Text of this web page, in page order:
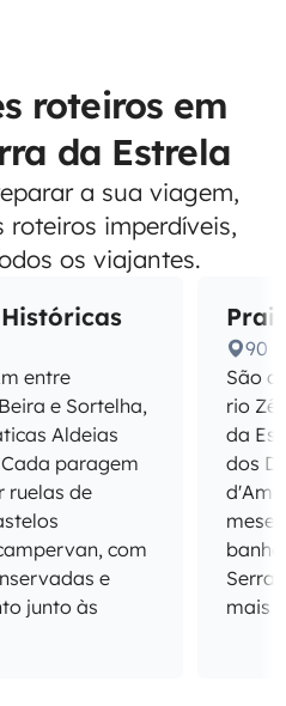
roteiros em
da Estrela
a sua viagem,
roteiros imperdíveis,
os viajantes.
entre
e Sortelha,
Aldeias
paragem
ruelas de
com
e
junto às
90
São
rio
da
dos
Serra
mais